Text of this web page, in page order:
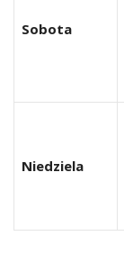
Sobota
Niedziela